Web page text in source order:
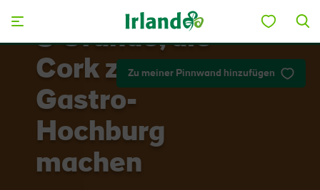
Zu meiner Pinnwand hinzufügen
5 Gründe, die
Cork zur
Gastro-
Hochburg
machen